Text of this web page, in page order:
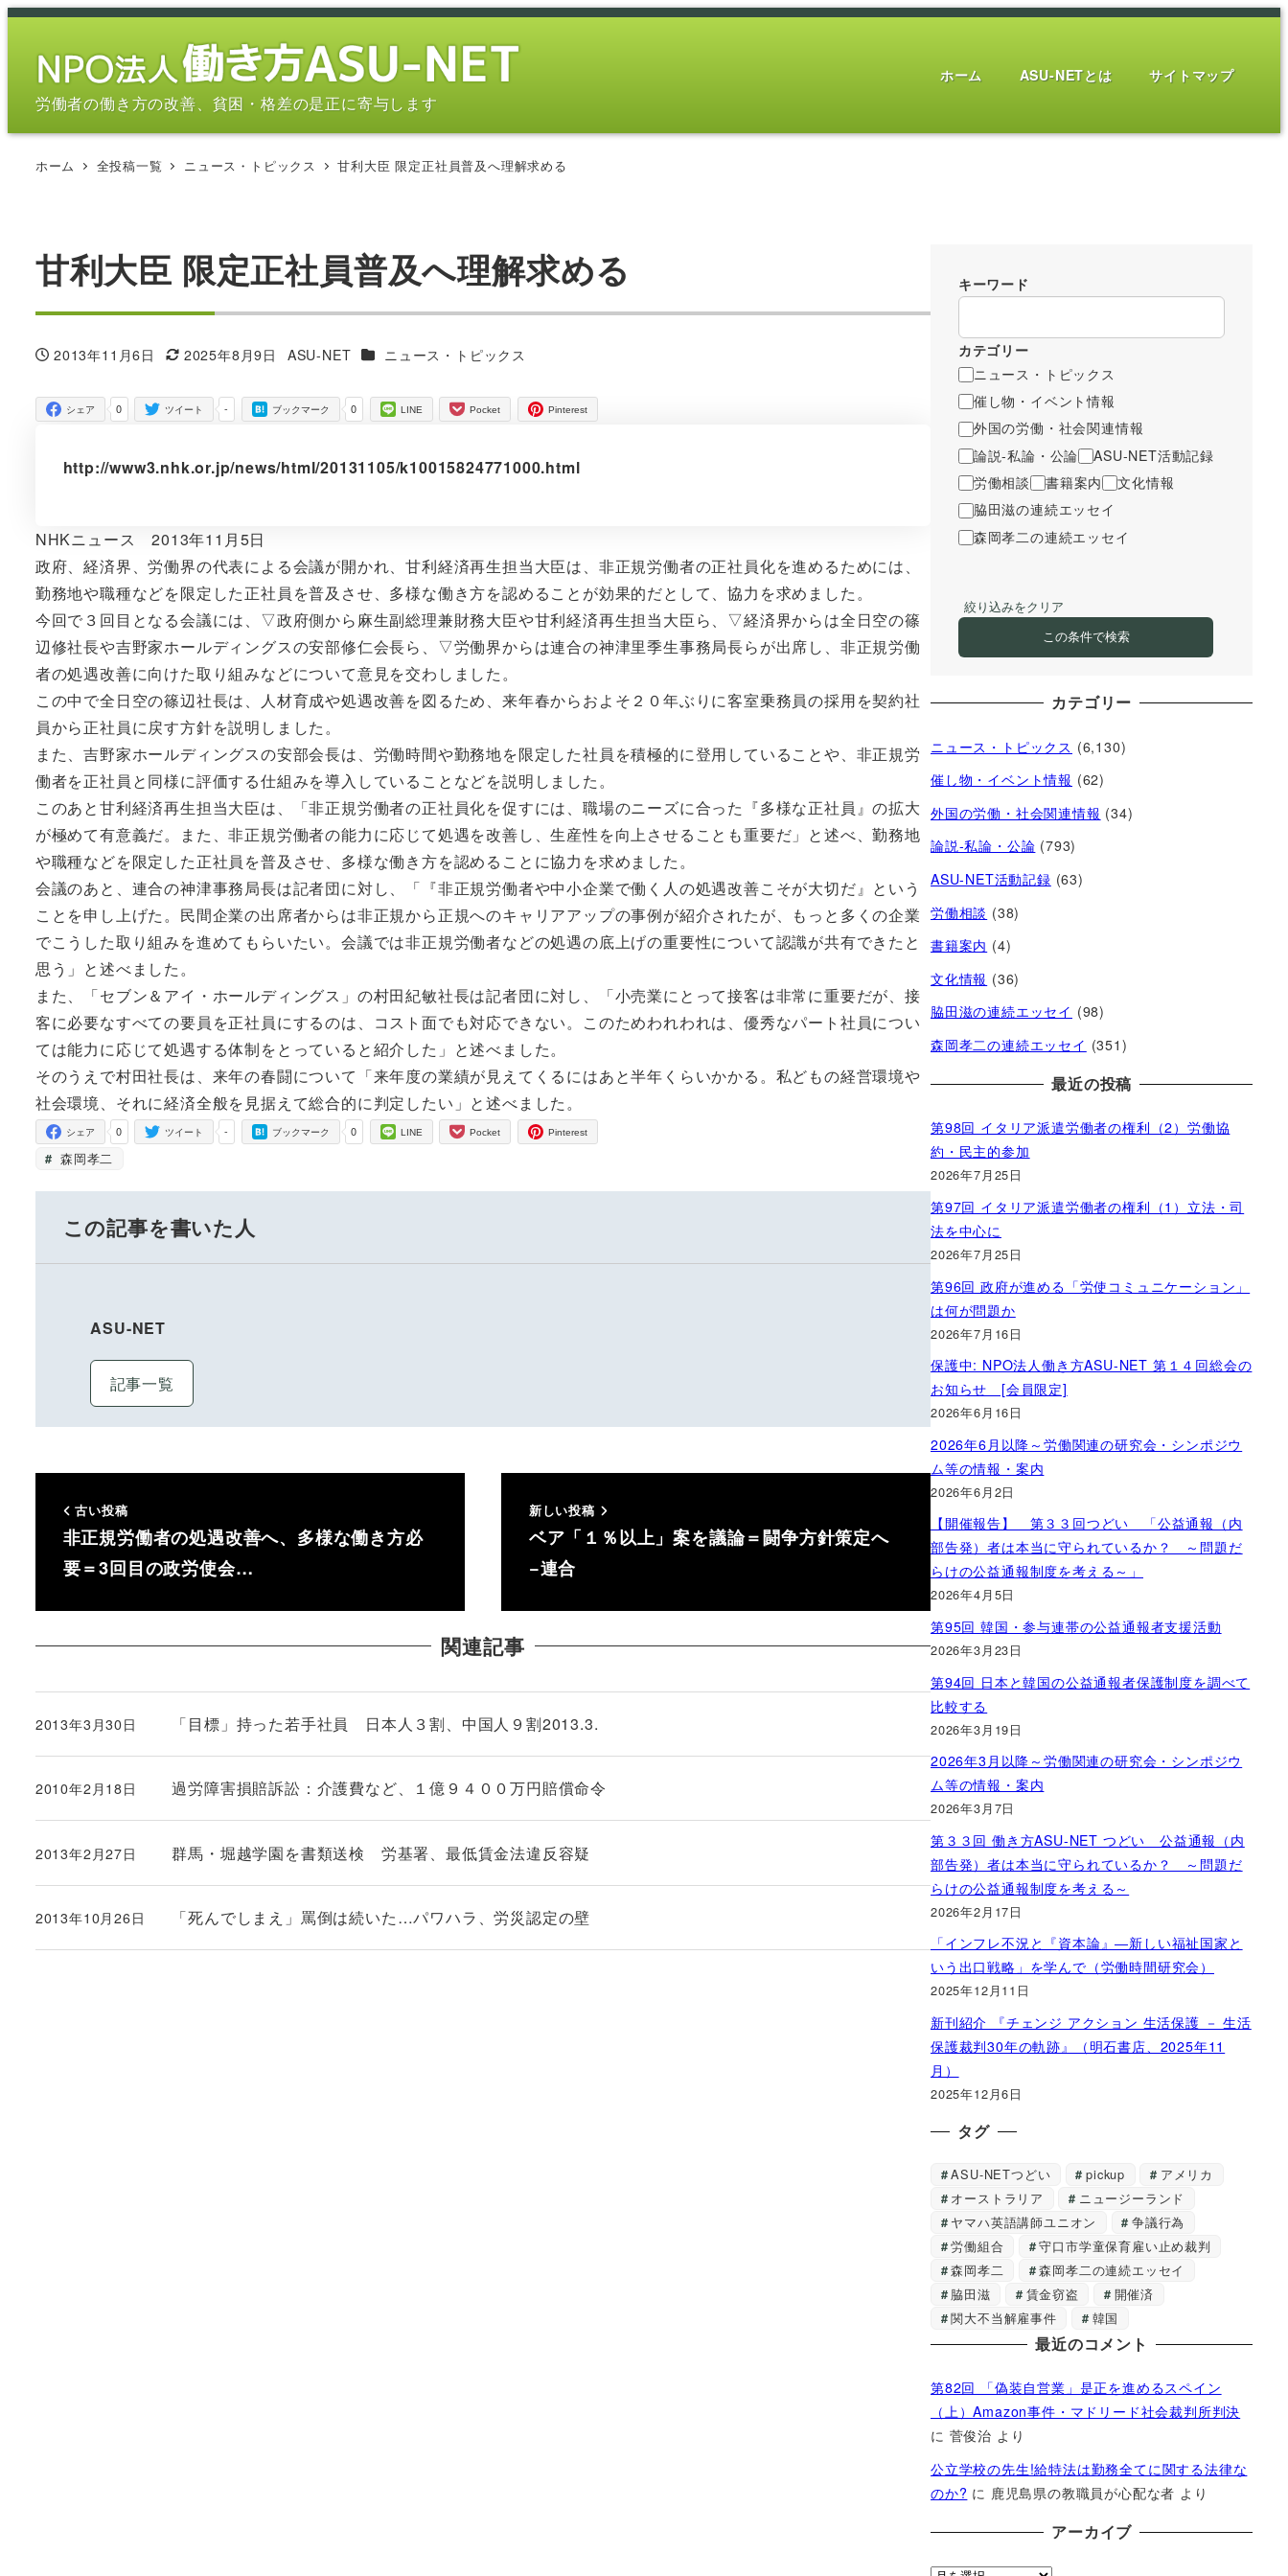
メ
労働者の働き方の改善、貧困・格差の是正に寄与します
ホーム ASU-NETとは サイトマップ
ホーム 全投稿一覧 ニュース・トピックス 甘利大臣 限定正社員普及へ理解求める
甘利大臣 限定正社員普及へ理解求める
投稿日
2013年11月6日
更新日
2025年8月9日
著
ASU-NET カテゴリー
ニュース・トピックス
0
シェア -
ツイート 0
ブックマーク LINE Pocket Pinterest
http://www3.nhk.or.jp/news/html/20131105/k10015824771000.html
NHKニュース 2013年11月5日
政府、経済界、労働界の代表による会議が開かれ、甘利経済再生担当大臣は、非正規労働者の正社員化を進めるためには、
勤務地や職種などを限定した正社員を普及させ、多様な働き方を認めることが効果的だとして、協力を求めました。
今回で３回目となる会議には、▽政府側から麻生副総理兼財務大臣や甘利経済再生担当大臣ら、▽経済界からは全日空の篠
辺修社長や吉野家ホールディングスの安部修仁会長ら、▽労働界からは連合の神津里季生事務局長らが出席し、非正規労働
者の処遇改善に向けた取り組みなどについて意見を交わしました。
この中で全日空の篠辺社長は、人材育成や処遇改善を図るため、来年春からおよそ２０年ぶりに客室乗務員の採用を契約社
員から正社員に戻す方針を説明しました。
また、吉野家ホールディングスの安部会長は、労働時間や勤務地を限定した社員を積極的に登用していることや、非正規労
働者を正社員と同様に評価する仕組みを導入していることなどを説明しました。
このあと甘利経済再生担当大臣は、「非正規労働者の正社員化を促すには、職場のニーズに合った『多様な正社員』の拡大
が極めて有意義だ。また、非正規労働者の能力に応じて処遇を改善し、生産性を向上させることも重要だ」と述べ、勤務地
や職種などを限定した正社員を普及させ、多様な働き方を認めることに協力を求めました。
会議のあと、連合の神津事務局長は記者団に対し、「『非正規労働者や中小企業で働く人の処遇改善こそが大切だ』という
ことを申し上げた。民間企業の出席者からは非正規から正規へのキャリアアップの事例が紹介されたが、もっと多くの企業
でこうした取り組みを進めてもらいたい。会議では非正規労働者などの処遇の底上げの重要性について認識が共有できたと
思う」と述べました。
また、「セブン＆アイ・ホールディングス」の村田紀敏社長は記者団に対し、「小売業にとって接客は非常に重要だが、接
客に必要なすべての要員を正社員にするのは、コスト面でも対応できない。このためわれわれは、優秀なパート社員につい
ては能力に応じて処遇する体制をとっていると紹介した」と述べました。
そのうえで村田社長は、来年の春闘について「来年度の業績が見えてくるにはあと半年くらいかかる。私どもの経営環境や
社会環境、それに経済全般を見据えて総合的に判定したい」と述べました。
0
シェア -
ツイート 0
ブックマーク LINE Pocket Pinterest
森岡孝二
この記事を書いた人
ASU-NET
記事一覧
古い投稿
非正規労働者の処遇改善へ、多様な働き方必
要＝3回目の政労使会…
新しい投稿
ベア「１％以上」案を議論＝闘争方針策定へ
−連合
関連記事
「目標」持った若手社員 日本人３割、中国人９割2013.3.
投稿日
2013年3月30日
過労障害損賠訴訟：介護費など、１億９４００万円賠償命令
投稿日
2010年2月18日
群馬・堀越学園を書類送検 労基署、最低賃金法違反容疑
投稿日
2013年2月27日
「死んでしまえ」罵倒は続いた…パワハラ、労災認定の壁
投稿日
2013年10月26日
キーワード
カテゴリー
ニュース・トピックス
催し物・イベント情報
外国の労働・社会関連情報
論説-私論・公論
ASU-NET活動記録
労働相談
書籍案内
文化情報
脇田滋の連続エッセイ
森岡孝二の連続エッセイ
絞り込みをクリア
この条件で検索
カテゴリー
ニュース・トピックス (6,130)
催し物・イベント情報 (62)
外国の労働・社会関連情報 (34)
論説-私論・公論 (793)
ASU-NET活動記録 (63)
労働相談 (38)
書籍案内 (4)
文化情報 (36)
脇田滋の連続エッセイ (98)
森岡孝二の連続エッセイ (351)
最近の投稿
第98回 イタリア派遣労働者の権利（2）労働協
約・民主的参加
2026年7月25日
第97回 イタリア派遣労働者の権利（1）立法・司
法を中心に
2026年7月25日
第96回 政府が進める「労使コミュニケーション」
は何が問題か
2026年7月16日
保護中: NPO法人働き方ASU-NET 第１４回総会の
お知らせ [会員限定]
2026年6月16日
2026年6月以降～労働関連の研究会・シンポジウ
ム等の情報・案内
2026年6月2日
【開催報告】 第３３回つどい 「公益通報（内
部告発）者は本当に守られているか？ ～問題だ
らけの公益通報制度を考える～」
2026年4月5日
第95回 韓国・参与連帯の公益通報者支援活動
2026年3月23日
第94回 日本と韓国の公益通報者保護制度を調べて
比較する
2026年3月19日
2026年3月以降～労働関連の研究会・シンポジウ
ム等の情報・案内
2026年3月7日
第３３回 働き方ASU-NET つどい 公益通報（内
部告発）者は本当に守られているか？ ～問題だ
らけの公益通報制度を考える～
2026年2月17日
「インフレ不況と『資本論』―新しい福祉国家と
いう出口戦略」を学んで（労働時間研究会）
2025年12月11日
新刊紹介 『チェンジ アクション 生活保護 － 生活
保護裁判30年の軌跡』（明石書店、2025年11
月）
2025年12月6日
タグ
ASU-NETつどい pickup
アメリカ
オーストラリア
ニュージーランド
ヤマハ英語講師ユニオン
争議行為
労働組合
守口市学童保育雇い止め裁判
森岡孝二
森岡孝二の連続エッセイ
脇田滋
賃金窃盗
開催済
関大不当解雇事件
韓国
最近のコメント
第82回 「偽装自営業」是正を進めるスペイン
（上）Amazon事件・マドリード社会裁判所判決
に 菅俊治 より
公立学校の先生!給特法は勤務全てに関する法律な
のか? に 鹿児島県の教職員が心配な者 より
アーカイブ